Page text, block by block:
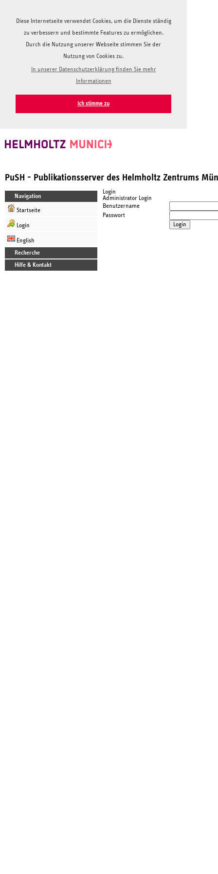
Diese Internetseite verwendet Cookies, um die Dienste ständig
zu verbessern und bestimmte Features zu ermöglichen.
Durch die Nutzung unserer Webseite stimmen Sie der
Nutzung von Cookies zu.
In unserer Datenschutzerklärung finden Sie mehr
Informationen
Ich stimme zu
PuSH - Publikationsserver des Helmholtz Zentrums
Navigation
Startseite
Login
English
Recherche
Hilfe & Kontakt
Login
Administrator Login
Benutzername
Passwort